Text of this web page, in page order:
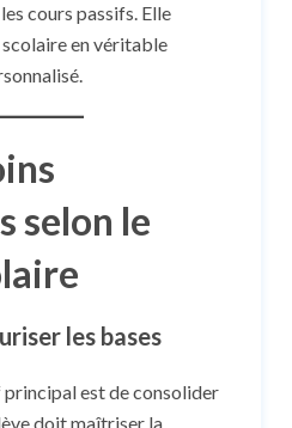
cours passifs. Elle
en véritable
selon le
les bases
est de consolider
doit maîtriser la